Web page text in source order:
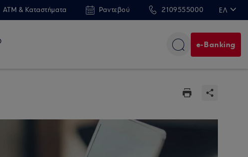
ATM & Καταστήματα Ραντεβού 2109555000 ΕΛ
e-Banking